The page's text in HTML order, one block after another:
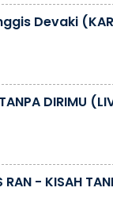
Devaki
DIRIMU
- KISAH